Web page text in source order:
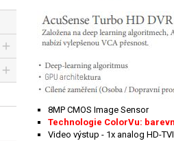
8MP CMOS Image Sensor
Technologie ColorVu:
Video výstup - 1x analog HD-TVI